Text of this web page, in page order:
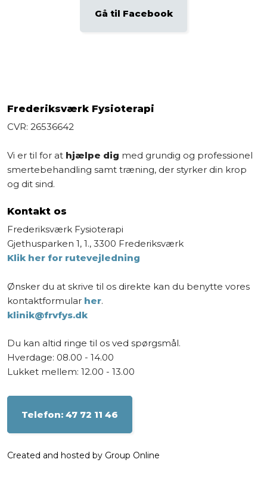
Gå til Facebook​
Frederiksværk Fysioterapi
CVR: 26536642
Vi er til for at hjælpe dig med grundig og professionel
smertebehandling samt træning, der styrker din krop
og dit sind.
Kontakt os
​Frederiksværk Fysioterapi
Gjethusparken 1, 1., 3300 Frederiksværk
Klik her for rutevejledning
Ønsker du at skrive til os direkte kan du benytte vores
kontaktformular her.
klinik@frvfys.dk
Du kan altid ringe til os ved spørgsmål.
Hverdage: 08.00 - 14.00
Lukket mellem: 12.00 - 13.00
​Telefon: 47 72 11 46
Created and hosted by Group Online